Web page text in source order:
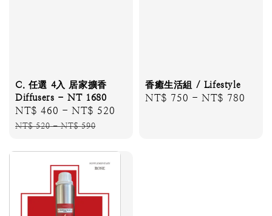
C. 任選 4入 居家擴香
Diffusers - NT 1680
Sale
price
NT$ 460 -NT$ 520
NT$ 520-NT$ 590
香癒生活組 / Lifestyle
Regular
NT$ 750 -NT$ 780